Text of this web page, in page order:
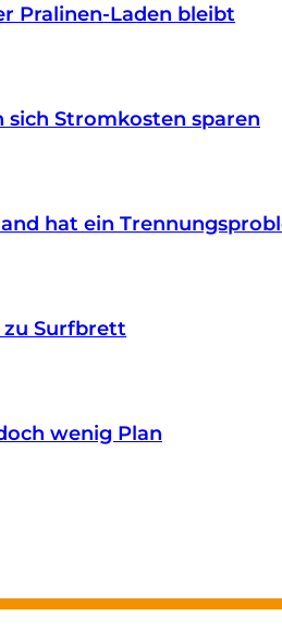
Pralinen-Laden bleibt
sich Stromkosten sparen
hat ein
Surfbrett
wenig Plan